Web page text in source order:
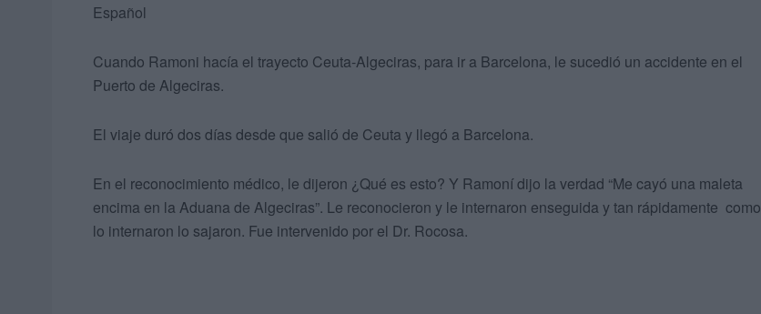
Español
Cuando Ramoni hacía el trayecto Ceuta-Algeciras, para ir a Barcelona, le sucedió un accidente en el
Puerto de Algeciras.
El viaje duró dos días desde que salió de Ceuta y llegó a Barcelona.
En el reconocimiento médico, le dijeron ¿Qué es esto? Y Ramoní dijo la verdad “Me cayó una maleta
encima en la Aduana de Algeciras”. Le reconocieron y le internaron enseguida y tan rápidamente como
lo internaron lo sajaron. Fue intervenido por el Dr. Rocosa.